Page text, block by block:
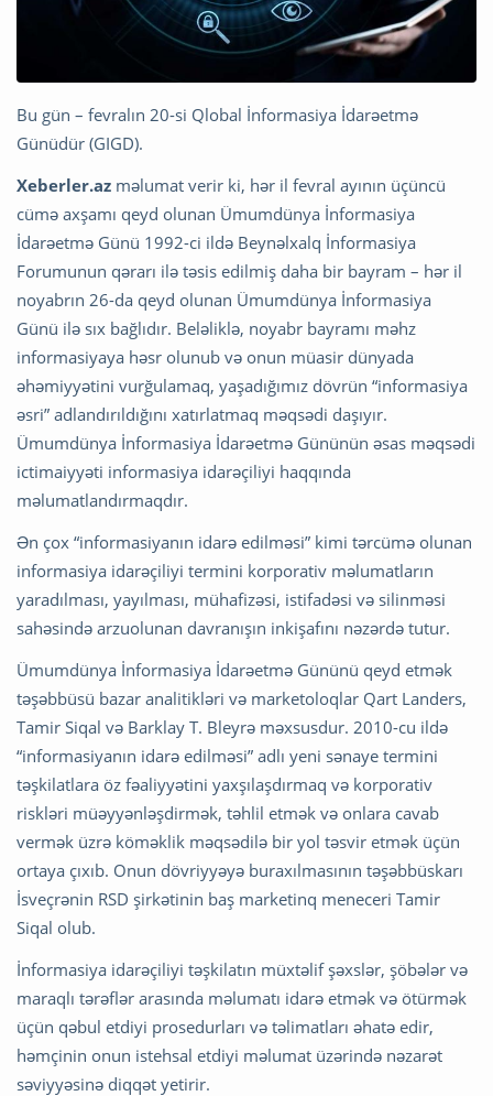
Bu gün – fevralın 20-si Qlobal İnformasiya İdarəetmə
Günüdür (GIGD).
Xeberler.az məlumat verir ki, hər il fevral ayının üçüncü
cümə axşamı qeyd olunan Ümumdünya İnformasiya
İdarəetmə Günü 1992-ci ildə Beynəlxalq İnformasiya
Forumunun qərarı ilə təsis edilmiş daha bir bayram – hər il
noyabrın 26-da qeyd olunan Ümumdünya İnformasiya
Günü ilə sıx bağlıdır. Beləliklə, noyabr bayramı məhz
informasiyaya həsr olunub və onun müasir dünyada
əhəmiyyətini vurğulamaq, yaşadığımız dövrün “informasiya
əsri” adlandırıldığını xatırlatmaq məqsədi daşıyır.
Ümumdünya İnformasiya İdarəetmə Gününün əsas məqsədi
ictimaiyyəti informasiya idarəçiliyi haqqında
məlumatlandırmaqdır.
Ən çox “informasiyanın idarə edilməsi” kimi tərcümə olunan
informasiya idarəçiliyi termini korporativ məlumatların
yaradılması, yayılması, mühafizəsi, istifadəsi və silinməsi
sahəsində arzuolunan davranışın inkişafını nəzərdə tutur.
Ümumdünya İnformasiya İdarəetmə Gününü qeyd etmək
təşəbbüsü bazar analitikləri və marketoloqlar Qart Landers,
Tamir Siqal və Barklay T. Bleyrə məxsusdur. 2010-cu ildə
“informasiyanın idarə edilməsi” adlı yeni sənaye termini
təşkilatlara öz fəaliyyətini yaxşılaşdırmaq və korporativ
riskləri müəyyənləşdirmək, təhlil etmək və onlara cavab
vermək üzrə köməklik məqsədilə bir yol təsvir etmək üçün
ortaya çıxıb. Onun dövriyyəyə buraxılmasının təşəbbüskarı
İsveçrənin RSD şirkətinin baş marketinq meneceri Tamir
Siqal olub.
İnformasiya idarəçiliyi təşkilatın müxtəlif şəxslər, şöbələr və
maraqlı tərəflər arasında məlumatı idarə etmək və ötürmək
üçün qəbul etdiyi prosedurları və təlimatları əhatə edir,
həmçinin onun istehsal etdiyi məlumat üzərində nəzarət
səviyyəsinə diqqət yetirir.